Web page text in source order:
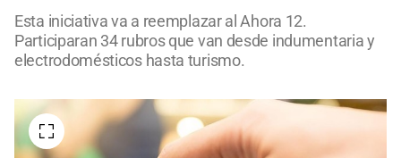
Esta iniciativa va a reemplazar al Ahora 12.
Participaran 34 rubros que van desde indumentaria y
electrodomésticos hasta turismo.